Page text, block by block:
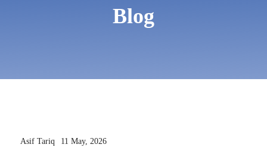
Blog
Asif Tariq 11 May, 2026